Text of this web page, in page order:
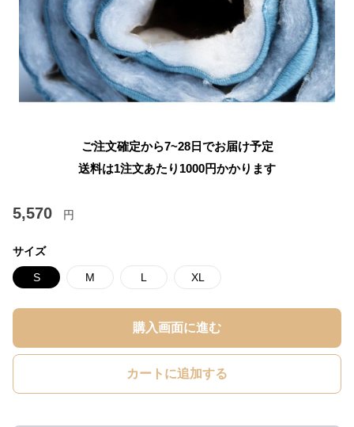
ご注文確定から7~28日でお届け予定
送料は1注文あたり 1000円かかります
5,570 円
サイズ
S M L XL
購入画面に進む
カートに追加する